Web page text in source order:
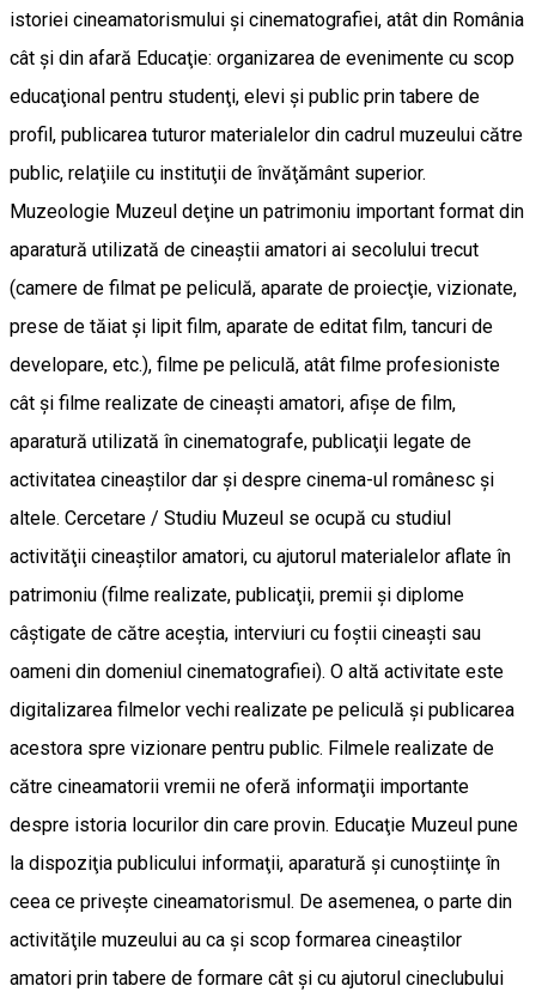
istoriei cineamatorismului şi cinematografiei, atât din România
cât şi din afară Educaţie: organizarea de evenimente cu scop
educaţional pentru studenţi, elevi şi public prin tabere de
profil, publicarea tuturor materialelor din cadrul muzeului către
public, relaţiile cu instituţii de învăţământ superior.
Muzeologie Muzeul deţine un patrimoniu important format din
aparatură utilizată de cineaştii amatori ai secolului trecut
(camere de filmat pe peliculă, aparate de proiecţie, vizionate,
prese de tăiat şi lipit film, aparate de editat film, tancuri de
developare, etc.), filme pe peliculă, atât filme profesioniste
cât şi filme realizate de cineaşti amatori, afişe de film,
aparatură utilizată în cinematografe, publicaţii legate de
activitatea cineaştilor dar şi despre cinema-ul românesc şi
altele. Cercetare / Studiu Muzeul se ocupă cu studiul
activităţii cineaştilor amatori, cu ajutorul materialelor aflate în
patrimoniu (filme realizate, publicaţii, premii şi diplome
câştigate de către aceştia, interviuri cu foştii cineaşti sau
oameni din domeniul cinematografiei). O altă activitate este
digitalizarea filmelor vechi realizate pe peliculă şi publicarea
acestora spre vizionare pentru public. Filmele realizate de
către cineamatorii vremii ne oferă informaţii importante
despre istoria locurilor din care provin. Educaţie Muzeul pune
la dispoziţia publicului informaţii, aparatură şi cunoştiinţe în
ceea ce priveşte cineamatorismul. De asemenea, o parte din
activităţile muzeului au ca şi scop formarea cineaştilor
amatori prin tabere de formare cât şi cu ajutorul cineclubului